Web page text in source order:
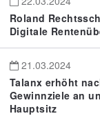
Roland
Digitale
21.03.2024
Talanx erhöht
Gewinnziele an
Hauptsitz